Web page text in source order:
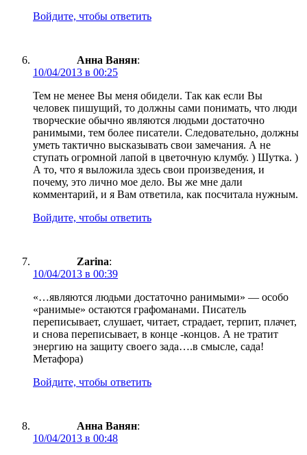
Войдите, чтобы ответить
Анна Ванян:
10/04/2013 в 00:25
Тем не менее Вы меня обидели. Так как если Вы
человек пишущий, то должны сами понимать, что люди
творческие обычно являются людьми достаточно
ранимыми, тем более писатели. Следовательно, должны
уметь тактично высказывать свои замечания. А не
ступать огромной лапой в цветочную клумбу. ) Шутка. )
А то, что я выложила здесь свои произведения, и
почему, это лично мое дело. Вы же мне дали
комментарий, и я Вам ответила, как посчитала нужным.
Войдите, чтобы ответить
Zarina:
10/04/2013 в 00:39
«…являются людьми достаточно ранимыми» — особо
«ранимые» остаются графоманами. Писатель
переписывает, слушает, читает, страдает, терпит, плачет,
и снова переписывает, в конце -концов. А не тратит
энергию на защиту своего зада….в смысле, сада!
Метафора)
Войдите, чтобы ответить
Анна Ванян:
10/04/2013 в 00:48